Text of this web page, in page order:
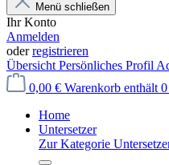
Menü schließen
Ihr Konto
Anmelden
oderregistrieren
Übersicht Persönliches Profil
0,00 € Warenkorb enthält
Home
Untersetzer
Zur Kategorie